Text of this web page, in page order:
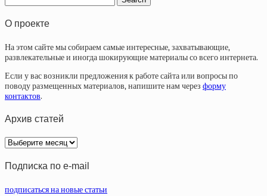
О проекте
На этом сайте мы собираем самые интересные, захватывающие,
развлекательные и иногда шокирующие материалы со всего интернета.
Если у вас возникли предложения к работе сайта или вопросы по
поводу размещенных материалов, напишите нам через форму
контактов.
Архив статей
Архив
статей
Подписка по e-mail
подписаться на новые статьи